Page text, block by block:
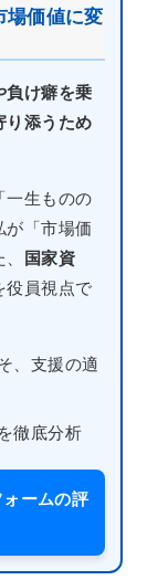
場価値に変
負け癖を乗
り添うため
一生ものの
が「市場価
国家資
役員視点で
、支援の適
徹底分析
ォームの評